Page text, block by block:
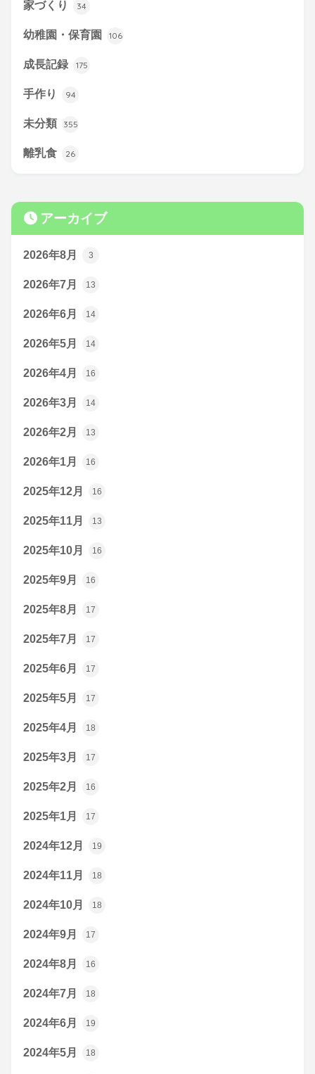
家づくり 34
幼稚園・保育園 106
成長記録 175
手作り 94
未分類 355
離乳食 26
アーカイブ
2026年8月 3
2026年7月 13
2026年6月 14
2026年5月 14
2026年4月 16
2026年3月 14
2026年2月 13
2026年1月 16
2025年12月 16
2025年11月 13
2025年10月 16
2025年9月 16
2025年8月 17
2025年7月 17
2025年6月 17
2025年5月 17
2025年4月 18
2025年3月 17
2025年2月 16
2025年1月 17
2024年12月 19
2024年11月 18
2024年10月 18
2024年9月 17
2024年8月 16
2024年7月 18
2024年6月 19
2024年5月 18